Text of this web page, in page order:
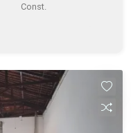
Const.